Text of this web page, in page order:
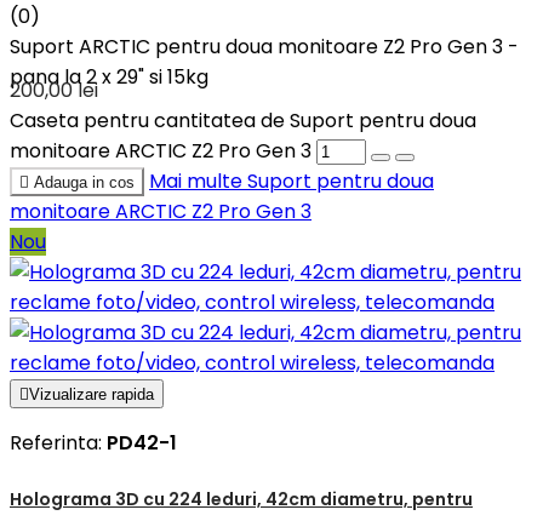
(0)
Suport ARCTIC pentru doua monitoare Z2 Pro Gen 3 -
pana la 2 x 29" si 15kg
200,00 lei
Caseta pentru cantitatea de Suport pentru doua
monitoare ARCTIC Z2 Pro Gen 3
 Adauga in cos Mai multeSuport pentru doua
monitoare ARCTIC Z2 Pro Gen 3
Nou
Vizualizare rapida
Referinta: PD42-1
Holograma 3D cu 224 leduri, 42cm diametru, pentru